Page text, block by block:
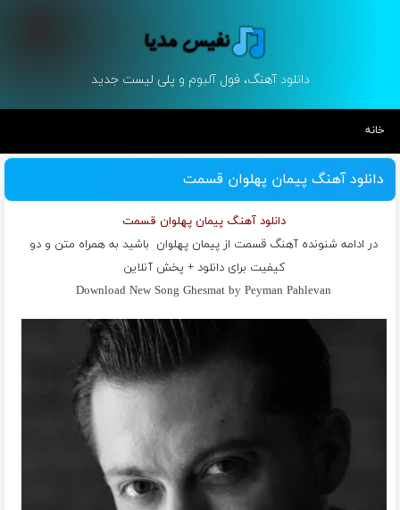
دانلود آهنگ، فول آلبوم و پلی لیست جدید
خانه
دانلود آهنگ پیمان پهلوان قسمت
دانلود آهنگ پیمان پهلوان قسمت
در ادامه شنونده آهنگ قسمت از پیمان پهلوان باشید به همراه متن و دو
کیفیت برای دانلود + پخش آنلاین
Download New Song Ghesmat by Peyman Pahlevan